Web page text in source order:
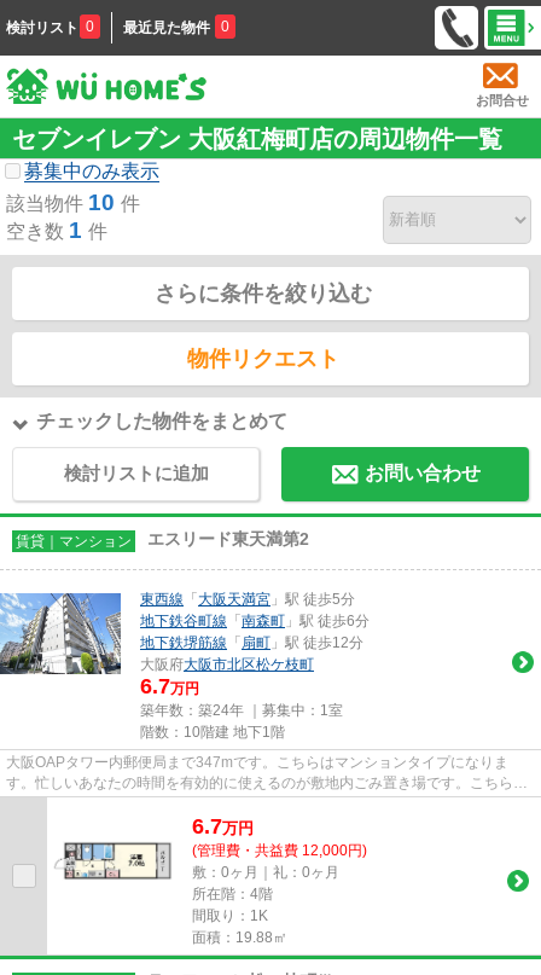
検討リスト 0 最近見た物件 0
お問合せ
セブンイレブン 大阪紅梅町店の周辺物件一覧
募集中のみ表示
該当物件 10 件
空き数 1 件
さらに条件を絞り込む
物件リクエスト
チェックした物件をまとめて
検討リストに追加 お問い合わせ
賃貸｜マンション エスリード東天満第2
東西線 「 大阪天満宮 」駅 徒歩5分
地下鉄谷町線 「 南森町 」駅 徒歩6分
地下鉄堺筋線 「 扇町 」駅 徒歩12分
大阪府大阪市北区松ケ枝町
6.7万円
築年数：築24年 ｜募集中： 1室
階数：10階建 地下1階
大阪OAPタワー内郵便局まで347mです。こちらはマンションタイプになりま
す。忙しいあなたの時間を有効的に使えるのが敷地内ごみ置き場です。こちらは
6.7万円
(管理費・共益費 12,000円)
敷：0ヶ月｜礼：0ヶ月
所在階：4階
間取り：1K
面積：19.88㎡